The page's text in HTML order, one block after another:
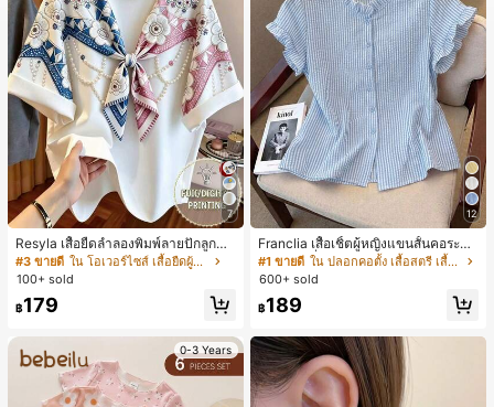
7
Resyla เสื้อยืดลำลองพิมพ์ลายปักลูกปัด
รูปโบว์ขนาดใหญ่สำหรับผู้หญิง
#3 ขายดี
ใน โอเวอร์ไซส์ เสื้อยืดผู้หญิง
100+ sold
฿179
0-3 Years
12
Franclia เสื้อเชิ้ตผู้หญิงแขนสั้นคอระบา
ยกระดุมเดี่ยวลายทาง
#1 ขายดี
ใน ปลอกคอตั้ง เสื้อสตรี เสื้อเบลาส์ & Tee
600+ sold
฿189